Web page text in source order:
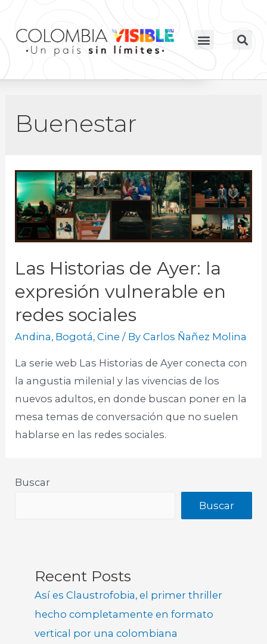
Buenestar
Las Historias de Ayer: la
expresión vulnerable en
redes sociales
Andina, Bogotá,Cine / ByCarlos Ñañez Molina
La serie web Las Historias de Ayer conecta con
la angustia milenial y las vivencias de los
nuevos adultos, en donde buscan poner en la
mesa temas de conversación que no suelen
hablarse en las redes sociales.
Buscar
Buscar
Recent Posts
Así es Claustrofobia, el primer thriller
hecho completamente en formato
vertical por una colombiana